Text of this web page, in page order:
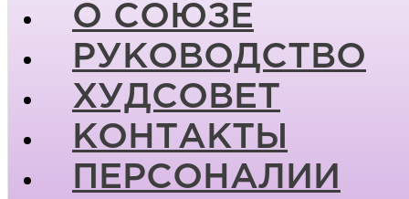
О СОЮЗЕ
РУКОВОДСТВО
ХУДСОВЕТ
КОНТАКТЫ
ПЕРСОНАЛИИ